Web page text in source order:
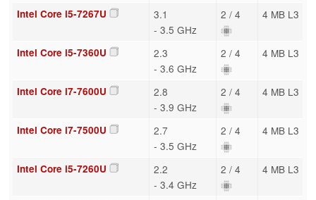
Intel Core i5-7267U
3.1
- 3.5 GHz
2 / 4 4 MB L3
Intel Core i5-7360U
2.3
- 3.6 GHz
2 / 4 4 MB L3
Intel Core i7-7600U
2.8
- 3.9 GHz
2 / 4 4 MB L3
Intel Core i7-7500U
2.7
- 3.5 GHz
2 / 4 4 MB L3
Intel Core i5-7260U
2.2
- 3.4 GHz
2 / 4 4 MB L3